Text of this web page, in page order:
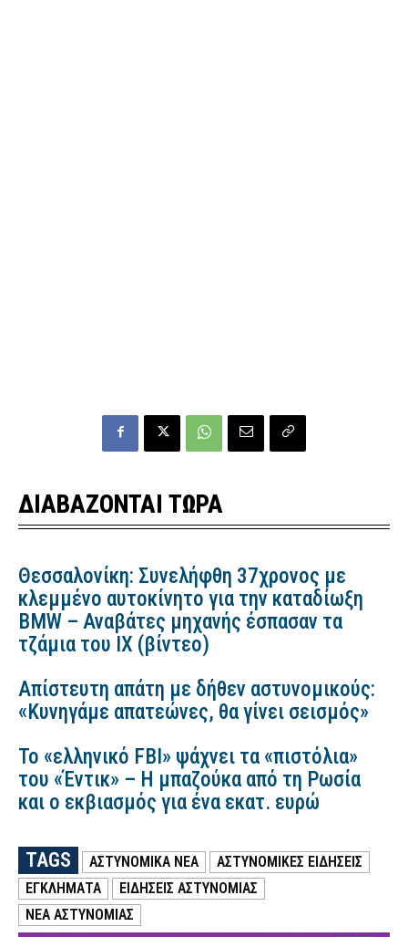
ΔΙΑΒΑΖΟΝΤΑΙ ΤΩΡΑ
Θεσσαλονίκη: Συνελήφθη 37χρονος με
κλεμμένο αυτοκίνητο για την καταδίωξη
BMW – Αναβάτες μηχανής έσπασαν τα
τζάμια του ΙΧ (βίντεο)
Απίστευτη απάτη με δήθεν αστυνομικούς:
«Κυνηγάμε απατεώνες, θα γίνει σεισμός»
Το «ελληνικό FBI» ψάχνει τα «πιστόλια»
του «Έντικ» – Η μπαζούκα από τη Ρωσία
και ο εκβιασμός για ένα εκατ. ευρώ
TAGS ΑΣΤΥΝΟΜΙΚΑ ΝΕΑ
ΑΣΤΥΝΟΜΙΚΕΣ ΕΙΔΗΣΕΙΣ
ΕΓΚΛΗΜΑΤΑ
ΕΙΔΗΣΕΙΣ ΑΣΤΥΝΟΜΙΑΣ
ΝΕΑ ΑΣΤΥΝΟΜΙΑΣ